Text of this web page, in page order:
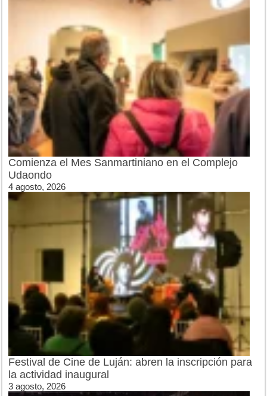
Comienza el Mes Sanmartiniano en el Complejo
Udaondo
4 agosto, 2026
Festival de Cine de Luján: abren la inscripción para
la actividad inaugural
3 agosto, 2026